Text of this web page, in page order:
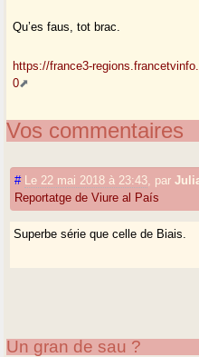
Qu’es faus, tot brac.
https://france3-
0
Vos commentaires
# Le 22 mai 2018 à 23:43 par
Reportatge de Viure al País
Superbe série que celle de Biais.
Un gran de sau ?